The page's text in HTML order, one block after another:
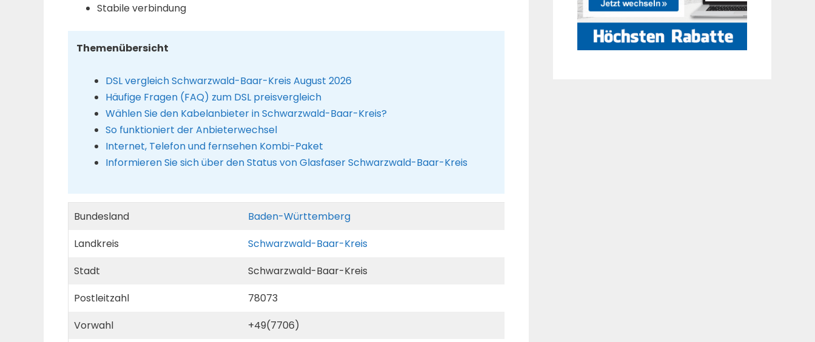
Stabile verbindung
Themenübersicht
DSL vergleich Schwarzwald-Baar-Kreis August 2026
Häufige Fragen (FAQ) zum DSL preisvergleich
Wählen Sie den Kabelanbieter in Schwarzwald-Baar-Kreis?
So funktioniert der Anbieterwechsel
Internet, Telefon und fernsehen Kombi-Paket
Informieren Sie sich über den Status von Glasfaser Schwarzwald-Baar-Kreis
Bundesland
Baden-Württemberg
Landkreis
Schwarzwald-Baar-Kreis
Stadt
Schwarzwald-Baar-Kreis
Postleitzahl
78073
Vorwahl
+49(7706)